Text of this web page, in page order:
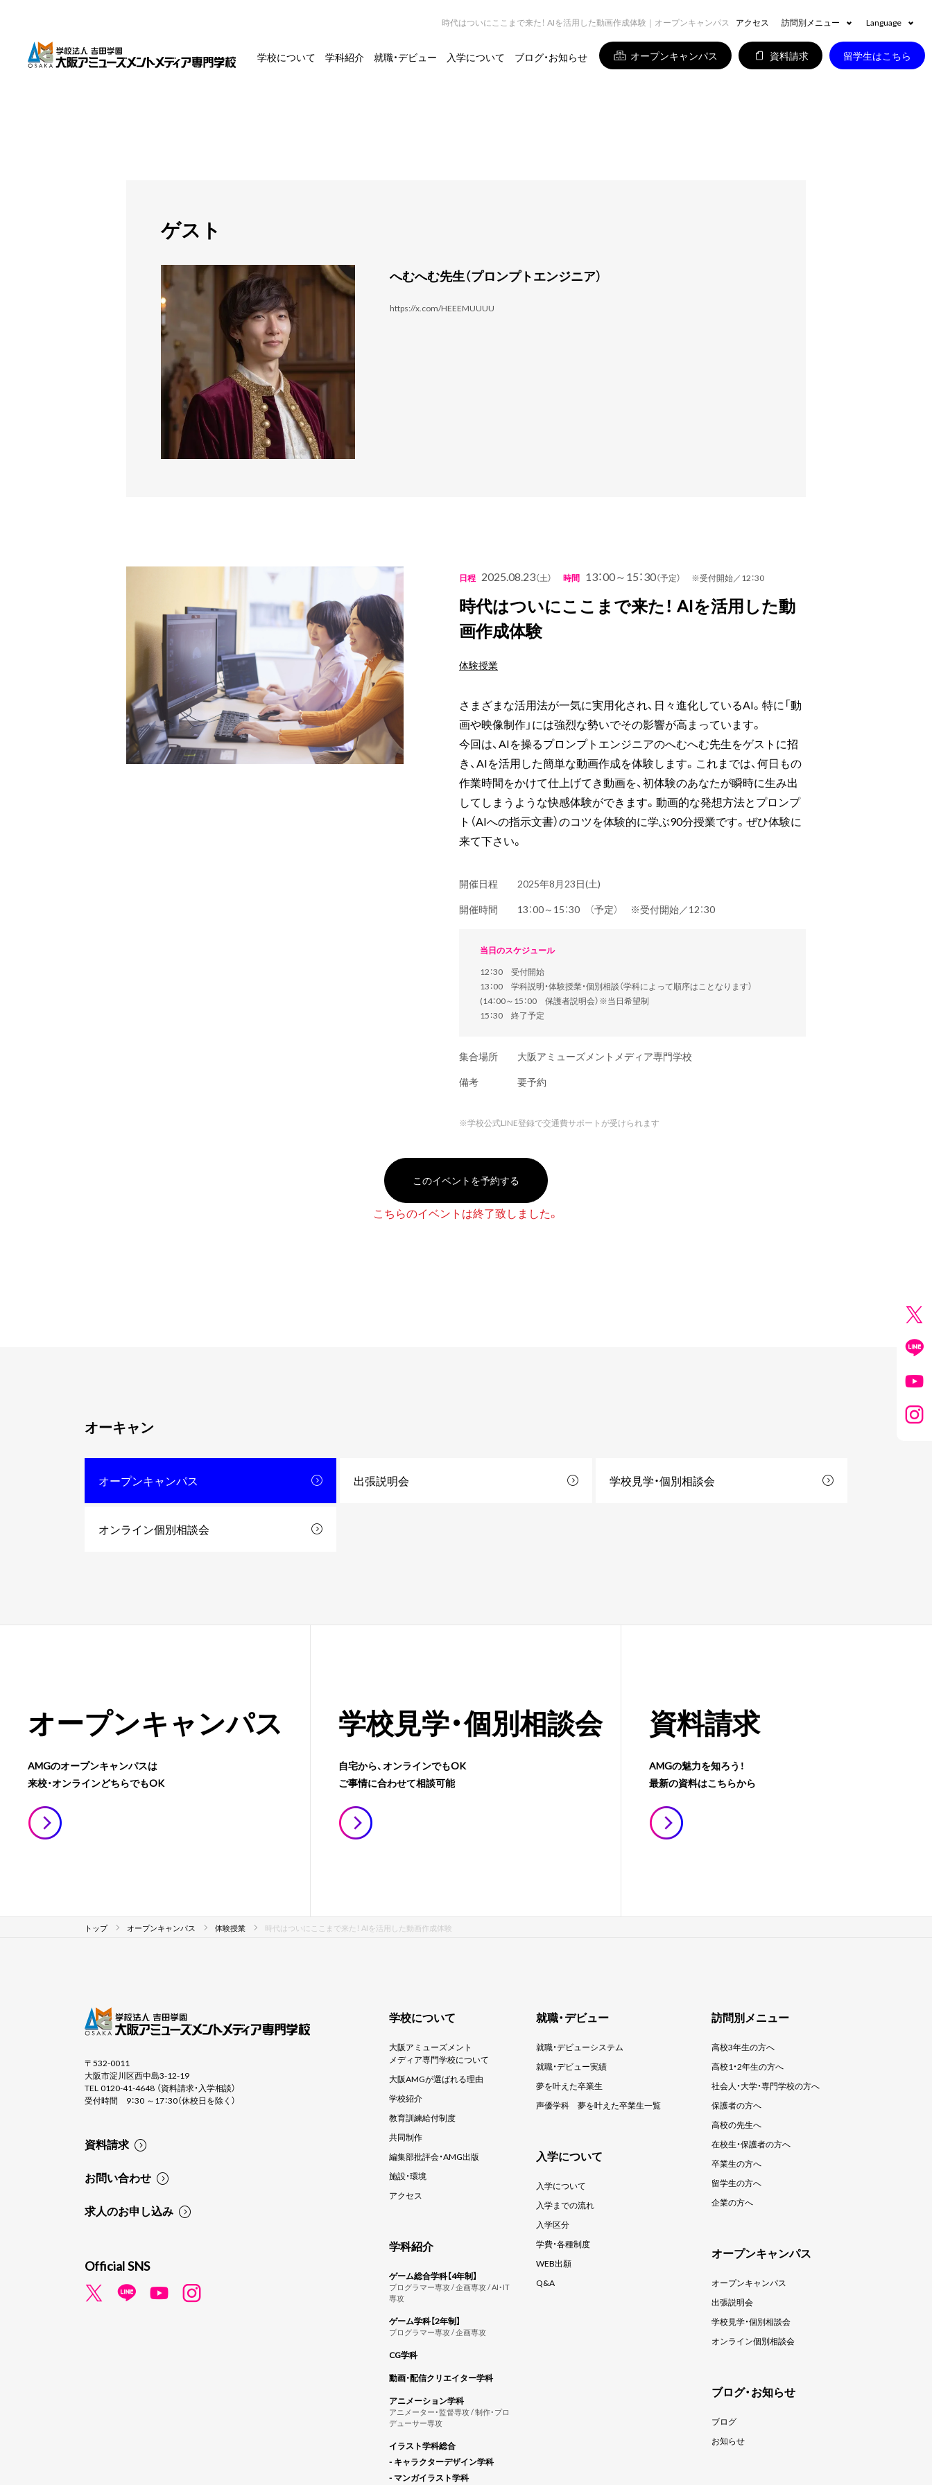
アクセス 訪問別メニュー Language
学校について 学科紹介 就職・デビュー 入学について ブログ・お知らせ オープンキャンパス 資料請求 留学生はこちら
時代はついにここまで来た！ AIを活用した動画作成体験｜オープンキャンパス
ゲスト
へむへむ先生（プロンプトエンジニア）
https://x.com/HEEEMUUUU
日程 2025.08.23（土） 時間 13：00～15：30（予定） ※受付開始／12：30
時代はついにここまで来た！ AIを活用した動
画作成体験
体験授業
さまざまな活用法が一気に実用化され、日々進化しているAI。特に「動
画や映像制作」には強烈な勢いでその影響が高まっています。
今回は、AIを操るプロンプトエンジニアのへむへむ先生をゲストに招
き、AIを活用した簡単な動画作成を体験します。これまでは、何日もの
作業時間をかけて仕上げてき動画を、初体験のあなたが瞬時に生み出
してしまうような快感体験ができます。動画的な発想方法とプロンプ
ト（AIへの指示文書）のコツを体験的に学ぶ90分授業です。ぜひ体験に
来て下さい。
開催日程
2025年8月23日(土)
開催時間
13：00～15：30 （予定） ※受付開始／12：30
当日のスケジュール
12：30 受付開始
13：00 学科説明・体験授業・個別相談（学科によって順序はことなります）
(14：00～15：00 保護者説明会）※当日希望制
15：30 終了予定
集合場所
大阪アミューズメントメディア専門学校
備考
要予約
※学校公式LINE登録で交通費サポートが受けられます
このイベントを予約する
こちらのイベントは終了致しました。
オーキャン
オープンキャンパス 出張説明会 学校見学・個別相談会
オンライン個別相談会
オープンキャンパス
AMGのオープンキャンパスは
来校・オンラインどちらでもOK
学校見学・個別相談会
自宅から、オンラインでもOK
ご事情に合わせて相談可能
資料請求
AMGの魅力を知ろう！
最新の資料はこちらから
トップ オープンキャンパス 体験授業 時代はついにここまで来た！ AIを活用した動画作成体験
学校について
大阪アミューズメント
メディア専門学校について
大阪AMGが選ばれる理由
学校紹介
教育訓練給付制度
共同制作
編集部批評会・AMG出版
施設・環境
アクセス
学科紹介
ゲーム総合学科【4年制】
プログラマー専攻 / 企画専攻 / AI・IT
専攻
ゲーム学科【2年制】
プログラマー専攻 / 企画専攻
CG学科
動画・配信クリエイター学科
アニメーション学科
アニメーター・監督専攻 / 制作・プロ
デューサー専攻
イラスト学科総合
- キャラクターデザイン学科
- マンガイラスト学科
就職・デビュー
就職・デビューシステム
就職・デビュー実績
夢を叶えた卒業生
声優学科 夢を叶えた卒業生一覧
入学について
入学について
入学までの流れ
入学区分
学費・各種制度
WEB出願
Q&A
訪問別メニュー
高校3年生の方へ
高校1・2年生の方へ
社会人・大学・専門学校の方へ
保護者の方へ
高校の先生へ
在校生・保護者の方へ
卒業生の方へ
留学生の方へ
企業の方へ
オープンキャンパス
オープンキャンパス
出張説明会
学校見学・個別相談会
オンライン個別相談会
ブログ・お知らせ
ブログ
お知らせ
〒532-0011
大阪市淀川区西中島3-12-19
TEL 0120-41-4648 （資料請求・入学相談）
受付時間 9：30 ～17：30（休校日を除く）
資料請求
お問い合わせ
求人のお申し込み
Official SNS